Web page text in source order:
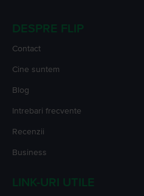
DESPRE FLIP
Contact
Cine suntem
Blog
Intrebari frecvente
Recenzii
Business
LINK-URI UTILE